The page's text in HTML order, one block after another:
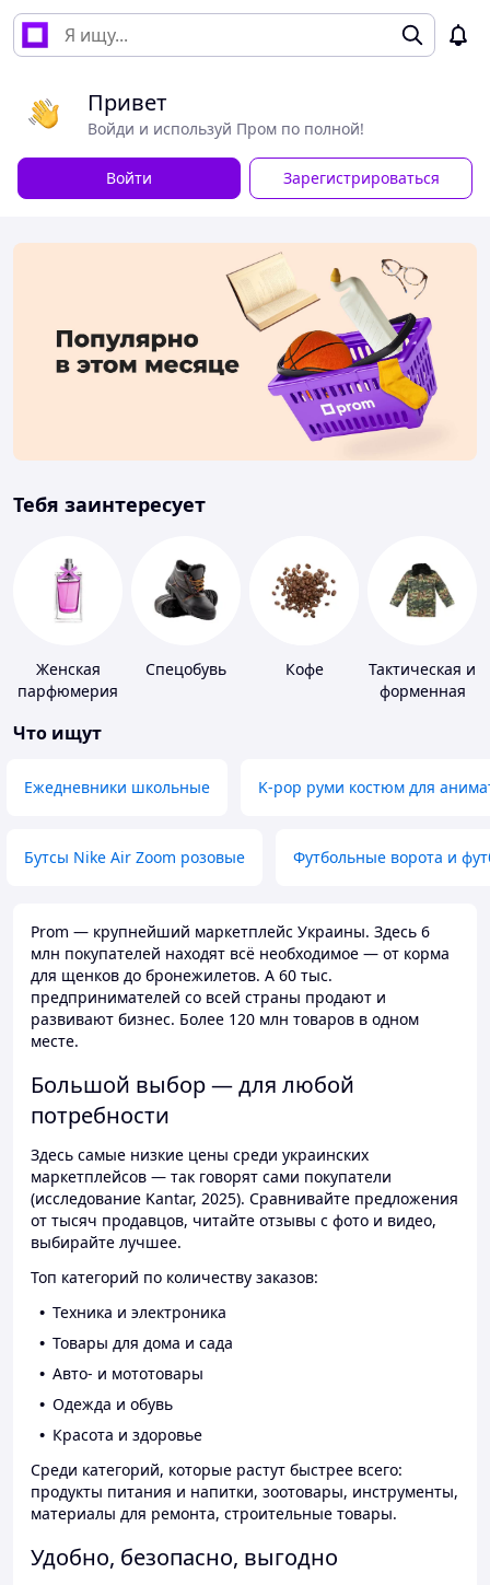
Привет
Войди и используй Пром по полной!
Войти Зарегистрироваться
Тебя заинтересует
Женская
парфюмерия
Спецобувь Кофе
Тактическая и
форменная
Что ищут
Ежедневники школьные K-pop руми костюм для
Бутсы Nike Air Zoom розовые Футбольные ворота и
Prom — крупнейший маркетплейс Украины. Здесь 6
млн покупателей находят всё необходимое — от корма
для щенков до бронежилетов. А 60 тыс.
предпринимателей со всей страны продают и
развивают бизнес. Более 120 млн товаров в одном
месте.
Большой выбор — для любой
потребности
Здесь самые низкие цены среди украинских
маркетплейсов — так говорят сами покупатели
(исследование Kantar, 2025). Сравнивайте предложения
от тысяч продавцов, читайте отзывы с фото и видео,
выбирайте лучшее.
Топ категорий по количеству заказов:
Техника и электроника
Товары для дома и сада
Авто- и мототовары
Одежда и обувь
Красота и здоровье
Среди категорий, которые растут быстрее всего:
продукты питания и напитки, зоотовары, инструменты,
материалы для ремонта, строительные товары.
Удобно, безопасно, выгодно